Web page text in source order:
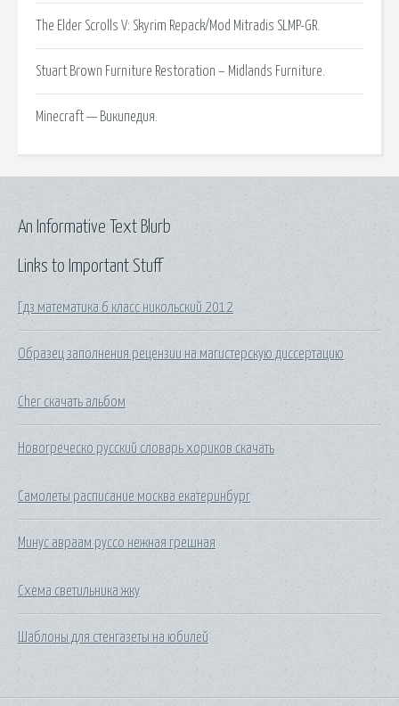
The Elder Scrolls V: Skyrim Repack/Mod Mitradis SLMP-GR.
Stuart Brown Furniture Restoration – Midlands Furniture.
Minecraft — Википедия.
Links to Important Stuff
Гдз математика 6 класс никольский 2012
Образец заполнения рецензии на магистерскую диссертацию
Cher скачать альбом
Новогреческо русский словарь хориков скачать
Самолеты расписание москва екатеринбург
Минус авраам руссо нежная грешная
Схема светильника жку
Шаблоны для стенгазеты на юбилей
An Informative Text Blurb